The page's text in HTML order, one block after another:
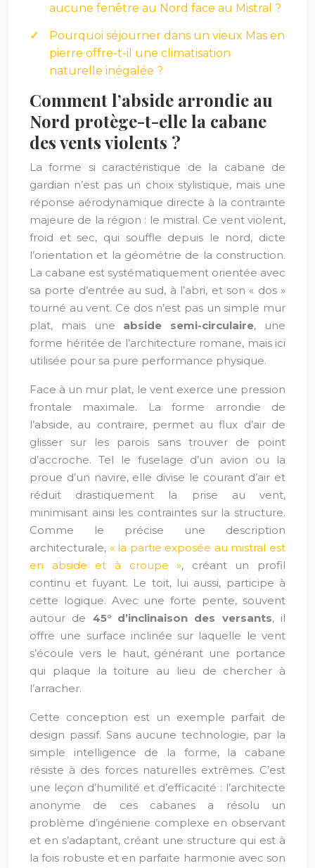
aucune fenêtre au Nord face au Mistral ?
Pourquoi séjourner dans un vieux Mas en
pierre offre-t-il une climatisation
naturelle inégalée ?
Comment l’abside arrondie au
Nord protège-t-elle la cabane
des vents violents ?
La forme si caractéristique de la cabane de
gardian n’est pas un choix stylistique, mais une
réponse aérodynamique directe à la contrainte
majeure de la région : le mistral. Ce vent violent,
froid et sec, qui souffle depuis le nord, dicte
l’orientation et la géométrie de la construction.
La cabane est systématiquement orientée avec
sa porte d’entrée au sud, à l’abri, et son « dos »
tourné au vent. Ce dos n’est pas un simple mur
plat, mais une abside semi-circulaire, une
forme héritée de l’architecture romane, mais ici
utilisée pour sa pure performance physique.
Face à un mur plat, le vent exerce une pression
frontale maximale. La forme arrondie de
l’abside, au contraire, permet au flux d’air de
glisser sur les parois sans trouver de point
d’accroche. Tel le fuselage d’un avion ou la
proue d’un navire, elle divise le courant d’air et
réduit drastiquement la prise au vent,
minimisant ainsi les contraintes sur la structure.
Comme le précise une description
architecturale, « la partie exposée au mistral est
en abside et à croupe », créant un profil
continu et fuyant. Le toit, lui aussi, participe à
cette logique. Avec une forte pente, souvent
autour de 45° d’inclinaison des versants, il
offre une surface inclinée sur laquelle le vent
s’écoule vers le haut, générant une portance
qui plaque la toiture au lieu de chercher à
l’arracher.
Cette conception est un exemple parfait de
design passif. Sans aucune technologie, par la
simple intelligence de la forme, la cabane
résiste à des forces naturelles extrêmes. C’est
une leçon d’humilité et d’efficacité : l’architecte
anonyme de ces cabanes a résolu un
problème d’ingénierie complexe en observant
et en s’adaptant, créant une structure qui est à
la fois robuste et en parfaite harmonie avec son